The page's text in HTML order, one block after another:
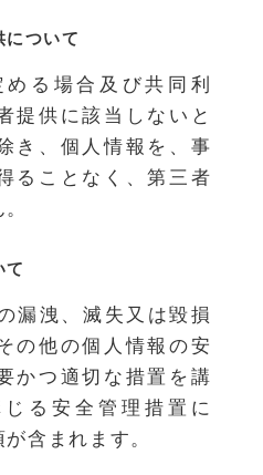
について
る場合及び共同利
提供に該当しないと
き、個人情報を、事
ることなく、第三者
て
漏洩、滅失又は毀損
の他の個人情報の安
かつ適切な措置を講
る安全管理措置に
含まれます。